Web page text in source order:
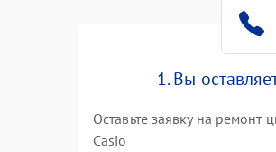
1. Вы
Оставьте заявку на ремонт
Casio